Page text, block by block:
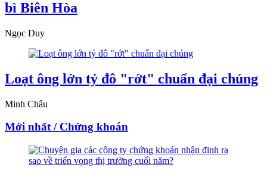
bì Biên Hòa
Ngọc Duy
Loạt ông lớn tỷ đô "rớt" chuẩn đại chúng
Minh Châu
Mới nhất / Chứng khoán